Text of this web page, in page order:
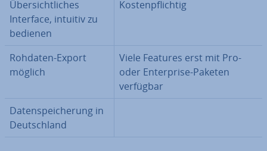
Über­sicht­li­ches
Interface, intuitiv zu
bedienen
Kos­ten­pflich­tig
Rohdaten-Export
möglich
Viele Features erst mit Pro-
oder En­ter­pri­se-Paketen
verfügbar
Da­ten­spei­che­rung in
Deutsch­land